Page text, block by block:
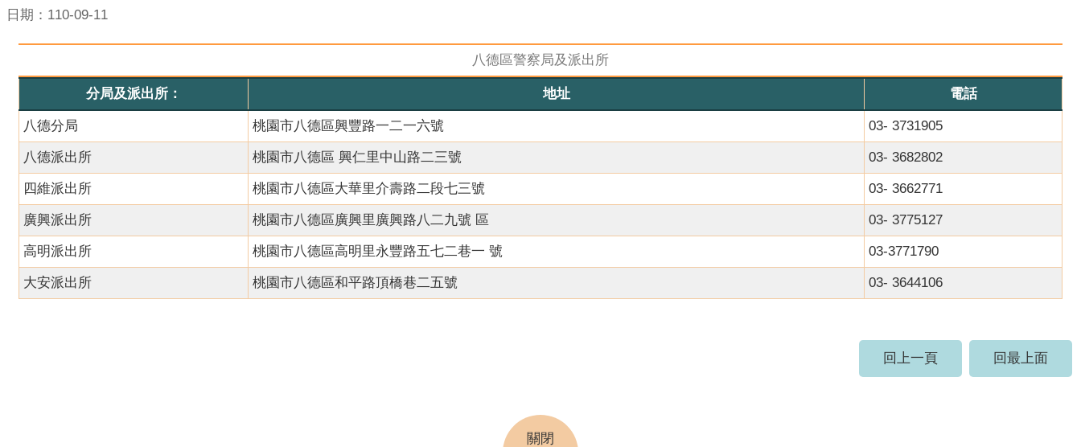
日期：110-09-11
八德區警察局及派出所
分局及派出所： 地址 電話
八德分局 桃園市八德區興豐路一二一六號 03- 3731905
八德派出所 桃園市八德區 興仁里中山路二三號 03- 3682802
四維派出所 桃園市八德區大華里介壽路二段七三號 03- 3662771
廣興派出所 桃園市八德區廣興里廣興路八二九號 區 03- 3775127
高明派出所 桃園市八德區高明里永豐路五七二巷一 號 03-3771790
大安派出所 桃園市八德區和平路頂橋巷二五號 03- 3644106
回上一頁 回最上面
關閉